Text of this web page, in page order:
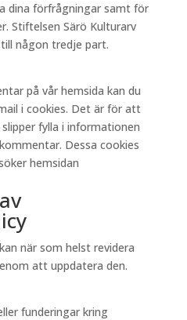
dina förfrågningar samt för
Stiftelsen Särö Kulturarv
någon tredje part.
på vår hemsida kan du
i cookies. Det är för att
fylla i informationen
Dessa cookies
hemsidan
när som helst revidera
att uppdatera den.
funderingar kring